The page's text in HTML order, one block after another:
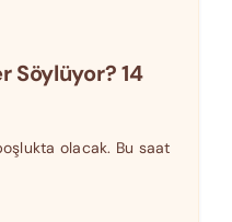
Söylüyor? 14
olacak. Bu saat